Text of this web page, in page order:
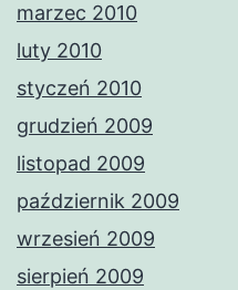
marzec 2010
luty 2010
styczeń 2010
grudzień 2009
listopad 2009
październik 2009
wrzesień 2009
sierpień 2009